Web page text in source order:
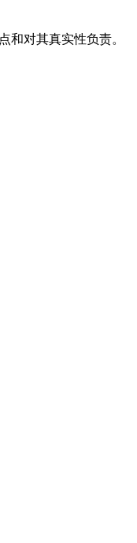
和对其真实性负责。